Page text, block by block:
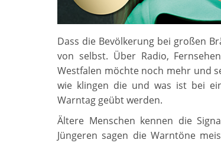
Dass die Bevölkerung bei großen
von selbst. Über Radio,
Westfalen möchte noch mehr und
wie klingen die und was ist bei
Warntag geübt werden.
Ältere Menschen kennen die
Jüngeren sagen die Warntöne